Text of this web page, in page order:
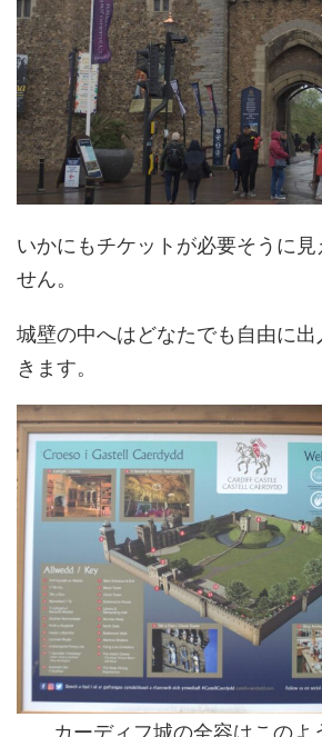
いかにもチケットが必要そうに
せん。
城壁の中へはどなたでも自由に
きます。
カーディフ城の全容はこのよ